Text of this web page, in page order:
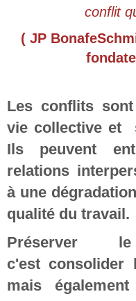
conflit
( JP
Les conflits
vie collective et
Ils peuvent
relations
à une
qualité du travail.
Préserver
c'est consolider
mais